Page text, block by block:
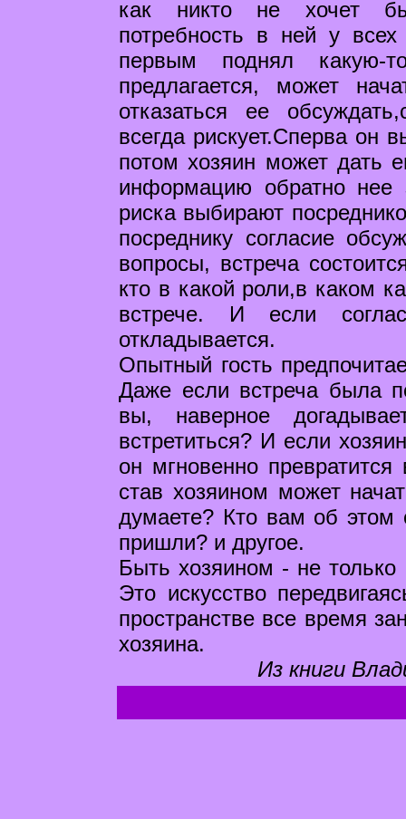
как никто не хочет
потребность в ней у всех
первым поднял
предлагается, может
отказаться ее
всегда рискует.Сперва он
потом хозяин может дать
информацию обратно нее
риска выбирают
посреднику согласие
вопросы, встреча
кто в какой роли,в каком
встрече. И если
откладывается.
Опытный гость
Даже если встреча была
вы, наверное
встретиться? И если
он мгновенно
став хозяином может
думаете? Кто вам об
пришли? и другое.
Быть хозяином - не
Это искусство
пространстве все время
хозяина.
Из книги